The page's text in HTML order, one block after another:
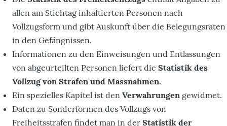
allen am Stichtag inhaftierten Personen nach
Vollzugsform und gibt Auskunft über die Belegungsraten
in den Gefängnissen.
Informationen zu den Einweisungen und Entlassungen
von abgeurteilten Personen liefert die Statistik des
Vollzug von Strafen und Massnahmen.
Ein spezielles Kapitel ist den Verwahrungen gewidmet.
Daten zu Sonderformen des Vollzugs von
Freiheitsstrafen findet man in der Statistik der